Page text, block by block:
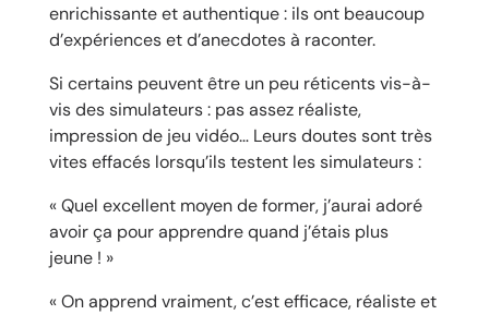
enrichissante et authentique : ils ont beaucoup
d’expériences et d’anecdotes à raconter.
Si certains peuvent être un peu réticents vis-à-
vis des simulateurs : pas assez réaliste,
impression de jeu vidéo… Leurs doutes sont très
vites effacés lorsqu’ils testent les simulateurs :
« Quel excellent moyen de former, j’aurai adoré
avoir ça pour apprendre quand j’étais plus
jeune ! »
« On apprend vraiment, c’est efficace, réaliste et